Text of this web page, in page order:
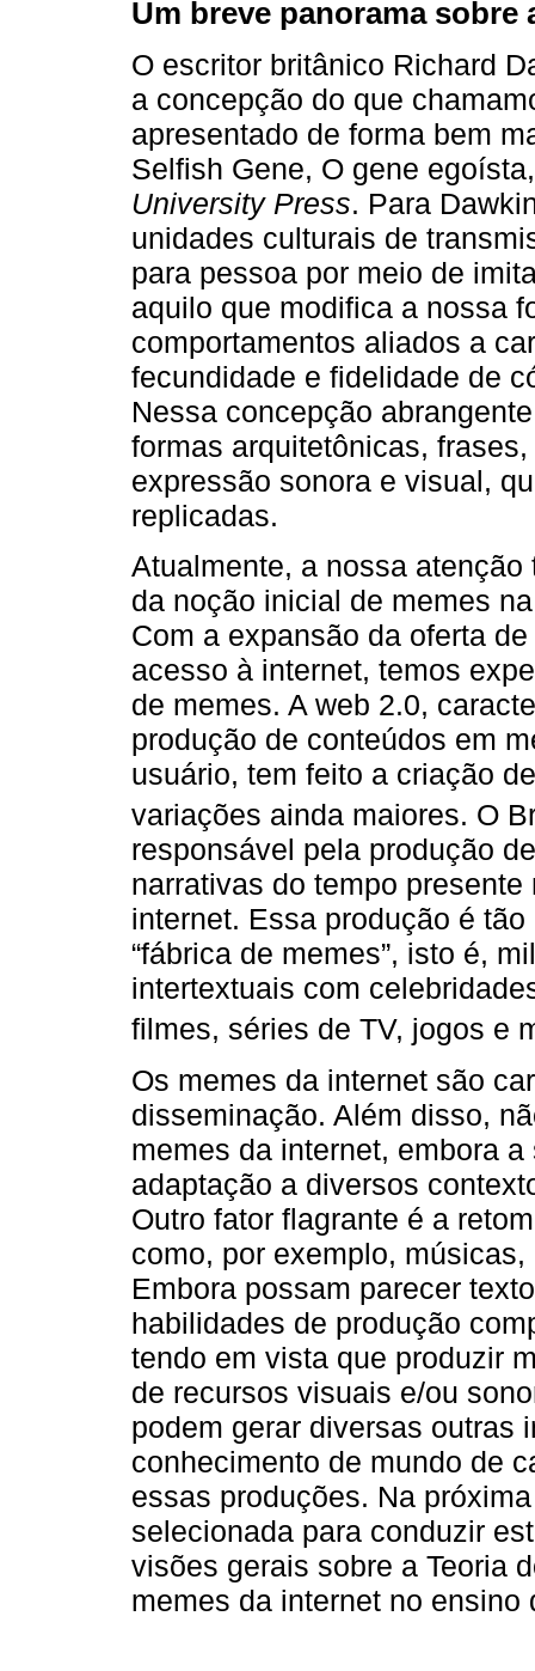
Um breve panorama sobre
O escritor britânico Richard
a concepção do que
apresentado de forma bem
Selfish Gene, O gene
University Press. Para
unidades culturais de
para pessoa por meio de
aquilo que modifica a nossa
comportamentos aliados a
fecundidade e fidelidade de
Nessa concepção
formas arquitetônicas,
expressão sonora e visual,
replicadas.
Atualmente, a nossa
da noção inicial de memes
Com a expansão da oferta
acesso à internet, temos
de memes. A web 2.0,
produção de conteúdos em
usuário, tem feito a criação
variações ainda maiores. O
responsável pela produção
narrativas do tempo
internet. Essa produção é
“fábrica de memes”, isto é,
intertextuais com
filmes, séries de TV, jogos e
Os memes da internet são
disseminação. Além disso,
memes da internet, embora
adaptação a diversos
Outro fator flagrante é a
como, por exemplo,
Embora possam parecer
habilidades de produção
tendo em vista que produzir
de recursos visuais e/ou
podem gerar diversas outras
conhecimento de mundo de
essas produções. Na
selecionada para conduzir
visões gerais sobre a Teoria
memes da internet no ensino